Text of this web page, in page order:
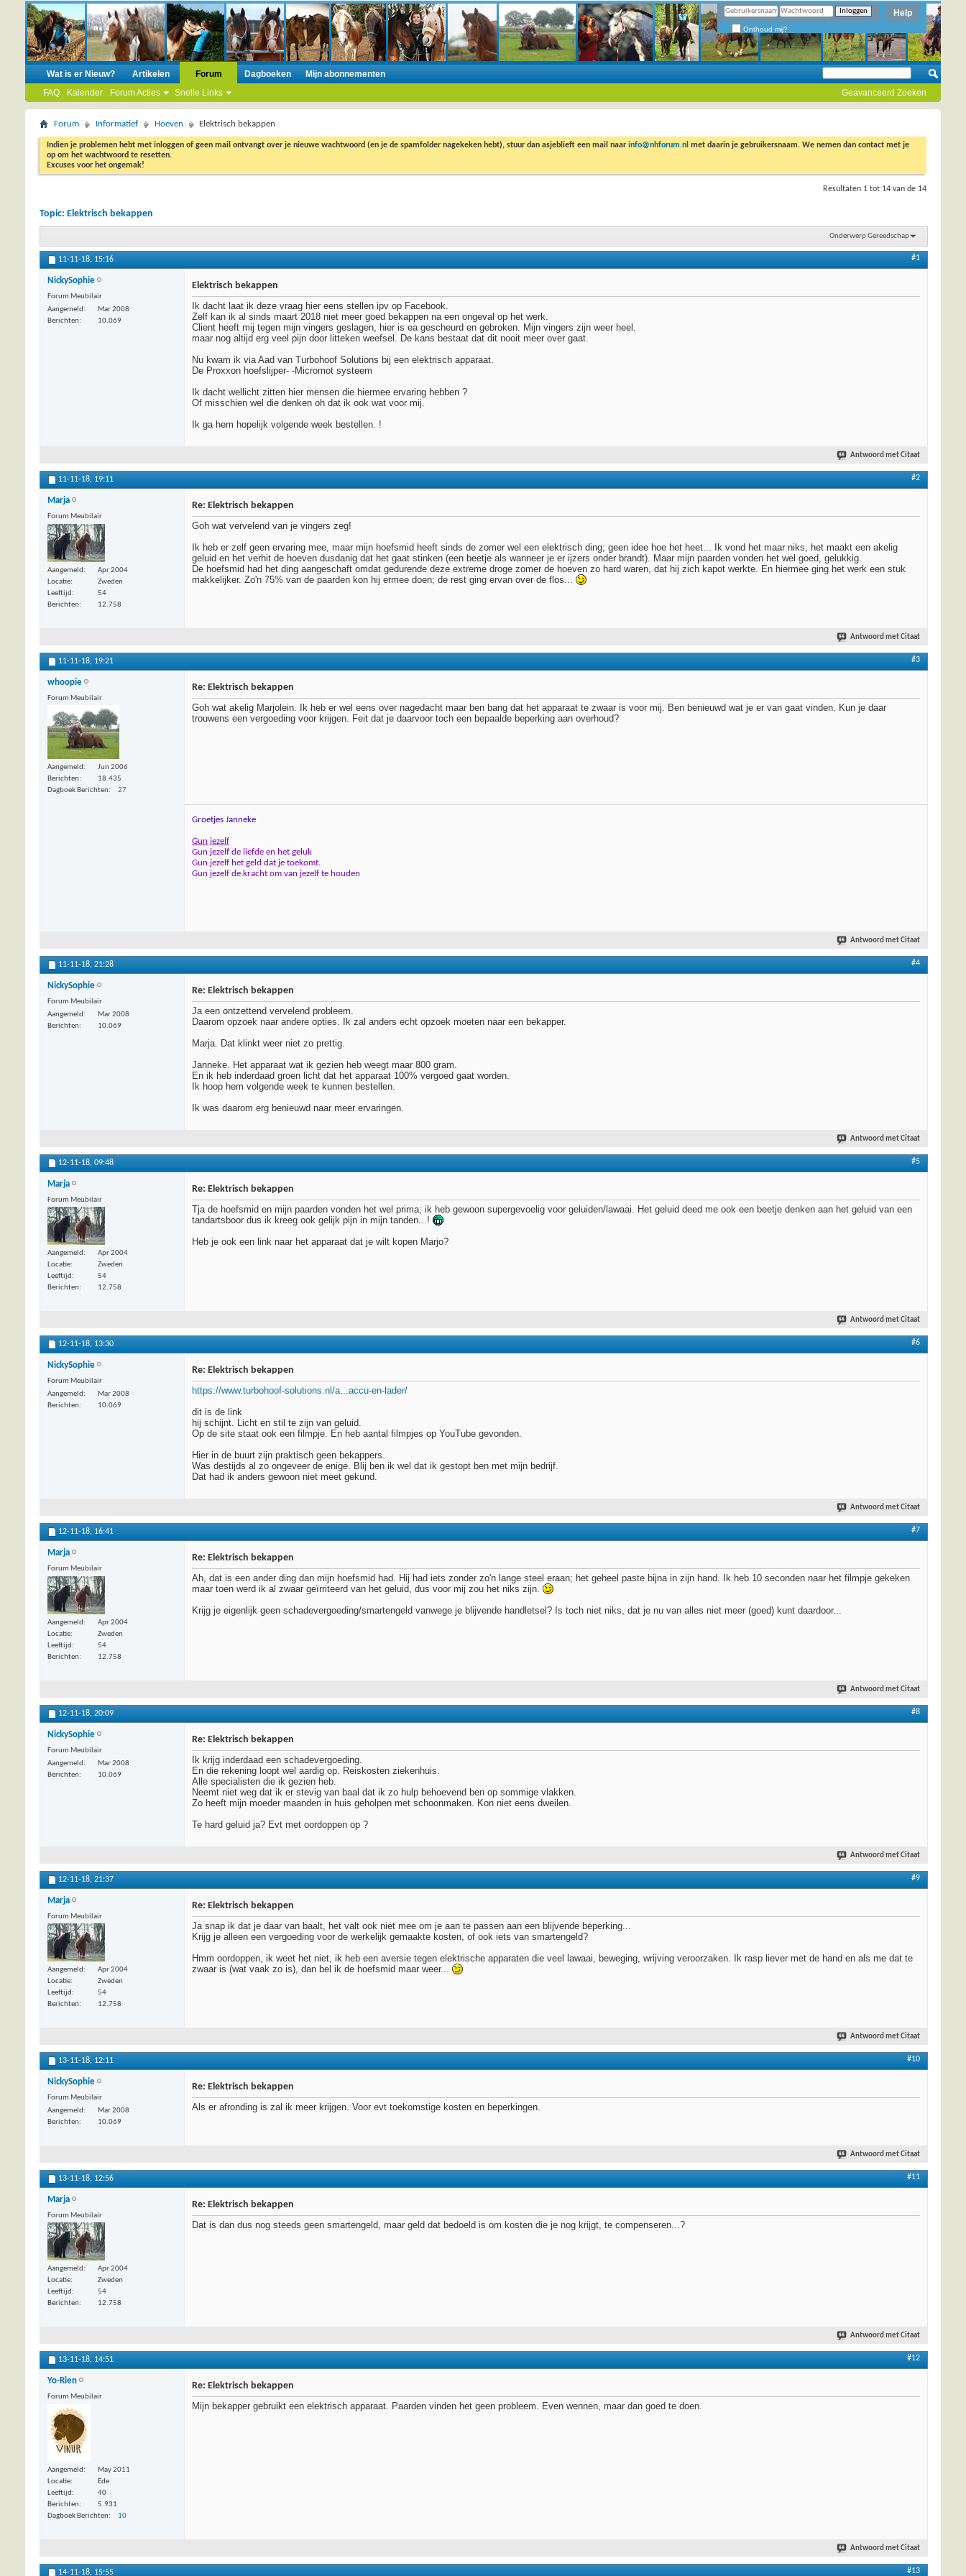
Help
Onthoud mij?
Wat is er Nieuw? Artikelen
Forum
FAQ
Kalender Forum Acties Snelle Links
Dagboeken
Mijn abonnementen
Geavanceerd Zoeken
Forum Informatief Hoeven Elektrisch bekappen
Indien je problemen hebt met inloggen of geen mail ontvangt over je nieuwe wachtwoord (en je de spamfolder nagekeken hebt), stuur dan asjeblieft een mail naar info@nhforum.nl met daarin je gebruikersnaam. We nemen dan contact met je
op om het wachtwoord te resetten.
Excuses voor het ongemak!
Resultaten 1 tot 14 van de 14
Topic: Elektrisch bekappen
Onderwerp Gereedschap
11-11-18, 15:16 #1
NickySophie
Forum Meubilair
Aangemeld
Mar 2008
Berichten
10.069
Elektrisch bekappen
Ik dacht laat ik deze vraag hier eens stellen ipv op Facebook.
Zelf kan ik al sinds maart 2018 niet meer goed bekappen na een ongeval op het werk.
Client heeft mij tegen mijn vingers geslagen, hier is ea gescheurd en gebroken. Mijn vingers zijn weer heel.
maar nog altijd erg veel pijn door litteken weefsel. De kans bestaat dat dit nooit meer over gaat.
Nu kwam ik via Aad van Turbohoof Solutions bij een elektrisch apparaat.
De Proxxon hoefslijper- -Micromot systeem
Ik dacht wellicht zitten hier mensen die hiermee ervaring hebben ?
Of misschien wel die denken oh dat ik ook wat voor mij.
Ik ga hem hopelijk volgende week bestellen. !
Antwoord met Citaat
11-11-18, 19:11 #2
Marja
Forum Meubilair
Aangemeld
Apr 2004
Locatie
Zweden
Leeftijd
54
Berichten
12.758
Re: Elektrisch bekappen
Goh wat vervelend van je vingers zeg!
Ik heb er zelf geen ervaring mee, maar mijn hoefsmid heeft sinds de zomer wel een elektrisch ding; geen idee hoe het heet... Ik vond het maar niks, het maakt een akelig
geluid en het verhit de hoeven dusdanig dat het gaat stinken (een beetje als wanneer je er ijzers onder brandt). Maar mijn paarden vonden het wel goed, gelukkig.
De hoefsmid had het ding aangeschaft omdat gedurende deze extreme droge zomer de hoeven zo hard waren, dat hij zich kapot werkte. En hiermee ging het werk een stuk
makkelijker. Zo'n 75% van de paarden kon hij ermee doen; de rest ging ervan over de flos...
Antwoord met Citaat
11-11-18, 19:21 #3
whoopie
Forum Meubilair
Aangemeld
Jun 2006
Berichten
18.435
Dagboek Berichten
27
Re: Elektrisch bekappen
Goh wat akelig Marjolein. Ik heb er wel eens over nagedacht maar ben bang dat het apparaat te zwaar is voor mij. Ben benieuwd wat je er van gaat vinden. Kun je daar
trouwens een vergoeding voor krijgen. Feit dat je daarvoor toch een bepaalde beperking aan overhoud?
Groetjes Janneke
Gun jezelf
Gun jezelf de liefde en het geluk
Gun jezelf het geld dat je toekomt.
Gun jezelf de kracht om van jezelf te houden
Antwoord met Citaat
11-11-18, 21:28 #4
NickySophie
Forum Meubilair
Aangemeld
Mar 2008
Berichten
10.069
Re: Elektrisch bekappen
Ja een ontzettend vervelend probleem.
Daarom opzoek naar andere opties. Ik zal anders echt opzoek moeten naar een bekapper.
Marja. Dat klinkt weer niet zo prettig.
Janneke. Het apparaat wat ik gezien heb weegt maar 800 gram.
En ik heb inderdaad groen licht dat het apparaat 100% vergoed gaat worden.
Ik hoop hem volgende week te kunnen bestellen.
Ik was daarom erg benieuwd naar meer ervaringen.
Antwoord met Citaat
12-11-18, 09:48 #5
Marja
Forum Meubilair
Aangemeld
Apr 2004
Locatie
Zweden
Leeftijd
54
Berichten
12.758
Re: Elektrisch bekappen
Tja de hoefsmid en mijn paarden vonden het wel prima; ik heb gewoon supergevoelig voor geluiden/lawaai. Het geluid deed me ook een beetje denken aan het geluid van een
tandartsboor dus ik kreeg ook gelijk pijn in mijn tanden...!
Heb je ook een link naar het apparaat dat je wilt kopen Marjo?
Antwoord met Citaat
12-11-18, 13:30 #6
NickySophie
Forum Meubilair
Aangemeld
Mar 2008
Berichten
10.069
Re: Elektrisch bekappen
https://www.turbohoof-solutions.nl/a...accu-en-lader/
dit is de link
hij schijnt. Licht en stil te zijn van geluid.
Op de site staat ook een filmpje. En heb aantal filmpjes op YouTube gevonden.
Hier in de buurt zijn praktisch geen bekappers.
Was destijds al zo ongeveer de enige. Blij ben ik wel dat ik gestopt ben met mijn bedrijf.
Dat had ik anders gewoon niet meet gekund.
Antwoord met Citaat
12-11-18, 16:41 #7
Marja
Forum Meubilair
Aangemeld
Apr 2004
Locatie
Zweden
Leeftijd
54
Berichten
12.758
Re: Elektrisch bekappen
Ah, dat is een ander ding dan mijn hoefsmid had. Hij had iets zonder zo'n lange steel eraan; het geheel paste bijna in zijn hand. Ik heb 10 seconden naar het filmpje gekeken
maar toen werd ik al zwaar geïrriteerd van het geluid, dus voor mij zou het niks zijn.
Krijg je eigenlijk geen schadevergoeding/smartengeld vanwege je blijvende handletsel? Is toch niet niks, dat je nu van alles niet meer (goed) kunt daardoor...
Antwoord met Citaat
12-11-18, 20:09 #8
NickySophie
Forum Meubilair
Aangemeld
Mar 2008
Berichten
10.069
Re: Elektrisch bekappen
Ik krijg inderdaad een schadevergoeding.
En die rekening loopt wel aardig op. Reiskosten ziekenhuis.
Alle specialisten die ik gezien heb.
Neemt niet weg dat ik er stevig van baal dat ik zo hulp behoevend ben op sommige vlakken.
Zo heeft mijn moeder maanden in huis geholpen met schoonmaken. Kon niet eens dweilen.
Te hard geluid ja? Evt met oordoppen op ?
Antwoord met Citaat
12-11-18, 21:37 #9
Marja
Forum Meubilair
Aangemeld
Apr 2004
Locatie
Zweden
Leeftijd
54
Berichten
12.758
Re: Elektrisch bekappen
Ja snap ik dat je daar van baalt, het valt ook niet mee om je aan te passen aan een blijvende beperking...
Krijg je alleen een vergoeding voor de werkelijk gemaakte kosten, of ook iets van smartengeld?
Hmm oordoppen, ik weet het niet, ik heb een aversie tegen elektrische apparaten die veel lawaai, beweging, wrijving veroorzaken. Ik rasp liever met de hand en als me dat te
zwaar is (wat vaak zo is), dan bel ik de hoefsmid maar weer...
Antwoord met Citaat
13-11-18, 12:11 #10
NickySophie
Forum Meubilair
Aangemeld
Mar 2008
Berichten
10.069
Re: Elektrisch bekappen
Als er afronding is zal ik meer krijgen. Voor evt toekomstige kosten en beperkingen.
Antwoord met Citaat
13-11-18, 12:56 #11
Marja
Forum Meubilair
Aangemeld
Apr 2004
Locatie
Zweden
Leeftijd
54
Berichten
12.758
Re: Elektrisch bekappen
Dat is dan dus nog steeds geen smartengeld, maar geld dat bedoeld is om kosten die je nog krijgt, te compenseren...?
Antwoord met Citaat
13-11-18, 14:51 #12
Yo-Rien
Forum Meubilair
Aangemeld
May 2011
Locatie
Ede
Leeftijd
40
Berichten
5.931
Dagboek Berichten
10
Re: Elektrisch bekappen
Mijn bekapper gebruikt een elektrisch apparaat. Paarden vinden het geen probleem. Even wennen, maar dan goed te doen.
Antwoord met Citaat
14-11-18, 15:55 #13